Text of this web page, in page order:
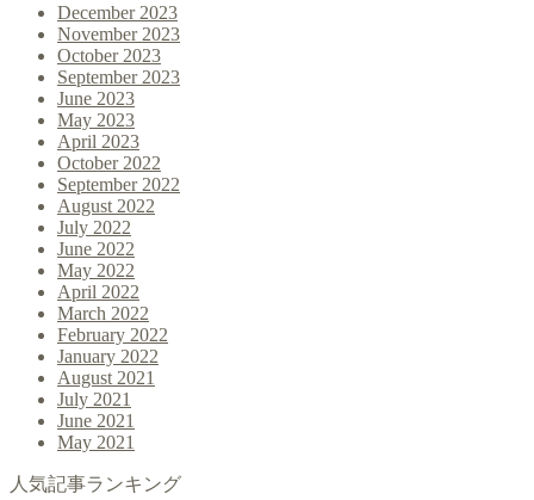
December 2023
November 2023
October 2023
September 2023
June 2023
May 2023
April 2023
October 2022
September 2022
August 2022
July 2022
June 2022
May 2022
April 2022
March 2022
February 2022
January 2022
August 2021
July 2021
June 2021
May 2021
人気記事ランキング